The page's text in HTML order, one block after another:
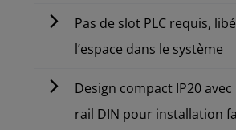
Pas de slot PLC requis,
l’espace dans le système
Design compact IP20
rail DIN pour installation